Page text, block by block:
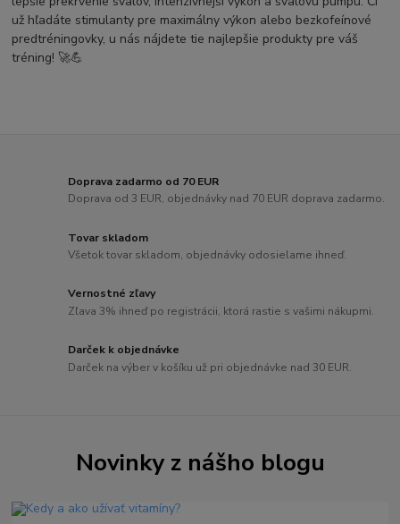
už hľadáte stimulanty pre maximálny výkon alebo bezkofeínové
predtréningovky, u nás nájdete tie najlepšie produkty pre váš
tréning! 🚀💪
Doprava zadarmo od 70 EUR
Doprava od 3 EUR, objednávky nad 70 EUR doprava zadarmo.
Tovar skladom
Všetok tovar skladom, objednávky odosielame ihneď.
Vernostné zľavy
Zľava 3% ihneď po registrácii, ktorá rastie s vašimi nákupmi.
Darček k objednávke
Darček na výber v košíku už pri objednávke nad 30 EUR.
Novinky z nášho blogu